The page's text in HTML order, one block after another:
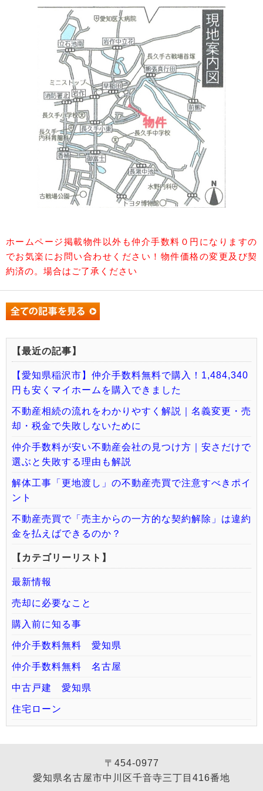
ホームページ掲載物件以外も仲介手数料０円になりますの
でお気楽にお問い合わせください！物件価格の変更及び契
約済の。場合はご了承ください
【最近の記事】
【愛知県稲沢市】仲介手数料無料で購入！1,484,340
円も安くマイホームを購入できました
不動産相続の流れをわかりやすく解説｜名義変更・売
却・税金で失敗しないために
仲介手数料が安い不動産会社の見つけ方｜安さだけで
選ぶと失敗する理由も解説
解体工事「更地渡し」の不動産売買で注意すべきポイ
ント
不動産売買で「売主からの一方的な契約解除」は違約
金を払えばできるのか？
【カテゴリーリスト】
最新情報
売却に必要なこと
購入前に知る事
仲介手数料無料 愛知県
仲介手数料無料 名古屋
中古戸建 愛知県
住宅ローン
〒454-0977
愛知県名古屋市中川区千音寺三丁目416番地